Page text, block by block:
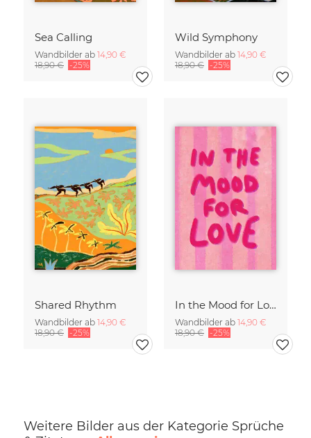
Sea Calling
Wandbilder ab 14,90 €
18,90 € -25%
Wild Symphony
Wandbilder ab 14,90 €
18,90 € -25%
Shared Rhythm
Wandbilder ab 14,90 €
18,90 € -25%
In the Mood for Love - Handlettering
Wandbilder ab 14,90 €
18,90 € -25%
Weitere Bilder aus der Kategorie Sprüche